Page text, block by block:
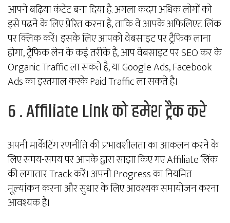
आपने बढ़िया कंटेंट बना दिया है. अगला कदम अधिक लोगों को
इसे पढ़ने के लिए प्रेरित करना है, ताकि वे आपके अफिलिएट लिंक
पर क्लिक करें। इसके लिए आपको वेबसाइट पर ट्रैफिक लाना
होगा, ट्रैफिक लेन के कई तरीके है, आप वेबसाइट पर SEO कर के
Organic Traffic ला सकते है, या Google Ads, Facebook
Ads का इस्तमाल करके Paid Traffic ला सकते है।
6 . Affiliate Link को हमेश ट्रैक करे
अपनी मार्केटिंग रणनीति की प्रभावशीलता का आकलन करने के
लिए समय-समय पर आपके द्वारा साझा किए गए Affiliate लिंक
की लगातार Track करें। अपनी Progress का नियमित
मूल्यांकन करना और सुधार के लिए आवश्यक समायोजन करना
आवश्यक है।